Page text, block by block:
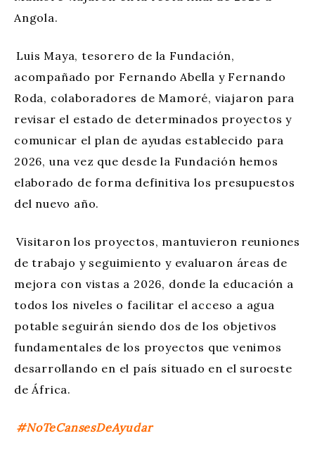
Angola.
Luis Maya, tesorero de la Fundación,
acompañado por Fernando Abella y Fernando
Roda, colaboradores de Mamoré, viajaron para
revisar el estado de determinados proyectos y
comunicar el plan de ayudas establecido para
2026, una vez que desde la Fundación hemos
elaborado de forma definitiva los presupuestos
del nuevo año.
Visitaron los proyectos, mantuvieron reuniones
de trabajo y seguimiento y evaluaron áreas de
mejora con vistas a 2026, donde la educación a
todos los niveles o facilitar el acceso a agua
potable seguirán siendo dos de los objetivos
fundamentales de los proyectos que venimos
desarrollando en el país situado en el suroeste
de África.
#NoTeCansesDeAyudar